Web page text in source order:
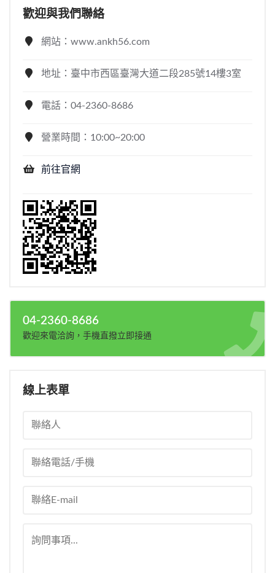
歡迎與我們聯絡
網站：www.ankh56.com
地址：臺中市西區臺灣大道二段285號14樓3室
電話：04-2360-8686
營業時間：10:00~20:00
前往官網
04-2360-8686
歡迎來電洽詢，手機直撥立即接通
線上表單